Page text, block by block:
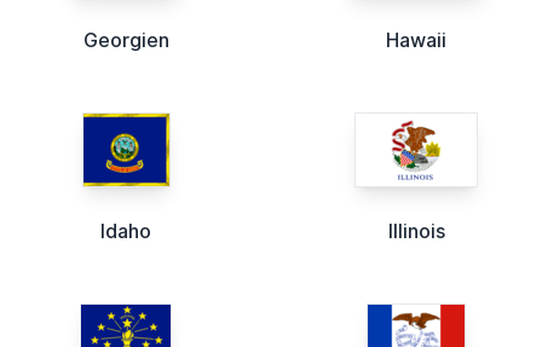
Georgien Hawaii
Idaho Illinois